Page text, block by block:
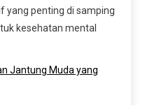
yang penting di samping
kesehatan mental
Jantung Muda yang